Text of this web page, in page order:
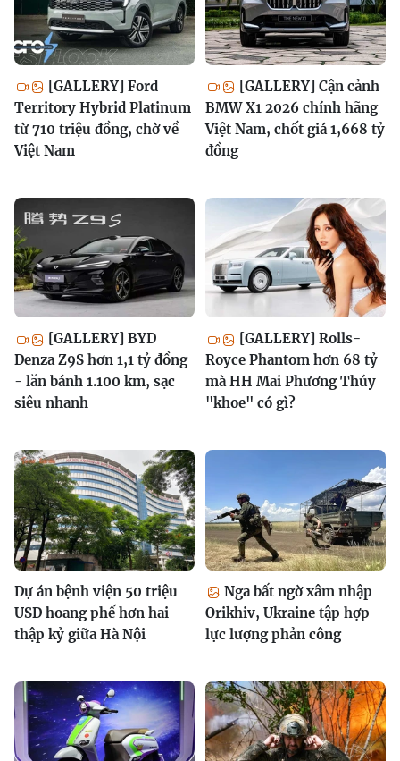
[GALLERY] Ford
Territory Hybrid Platinum
từ 710 triệu đồng, chờ về
Việt Nam
[GALLERY] Cận cảnh
BMW X1 2026 chính hãng
Việt Nam, chốt giá 1,668 tỷ
đồng
[GALLERY] BYD
Denza Z9S hơn 1,1 tỷ đồng
- lăn bánh 1.100 km, sạc
siêu nhanh
[GALLERY] Rolls-
Royce Phantom hơn 68 tỷ
mà HH Mai Phương Thúy
"khoe" có gì?
Dự án bệnh viện 50 triệu
USD hoang phế hơn hai
thập kỷ giữa Hà Nội
Nga bất ngờ xâm nhập
Orikhiv, Ukraine tập hợp
lực lượng phản công